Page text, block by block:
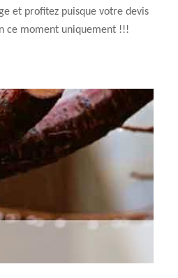
et profitez puisque votre devis
ce moment uniquement !!!